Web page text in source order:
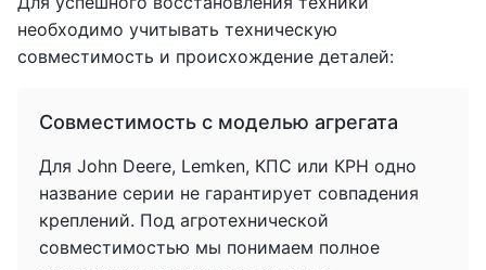
необходимо учитывать техническую
совместимость и происхождение деталей:
Совместимость с моделью агрегата
Для John Deere, Lemken, КПС или КРН одно
название серии не гарантирует совпадения
креплений. Под агротехнической
совместимостью мы понимаем полное